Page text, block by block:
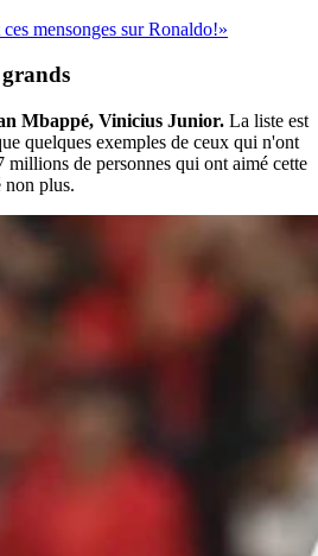
mensonges sur Ronaldo!»
Mbappé, Vinicius Junior. La liste est
quelques exemples de ceux qui n'ont
millions de personnes qui ont aimé cette
non plus.